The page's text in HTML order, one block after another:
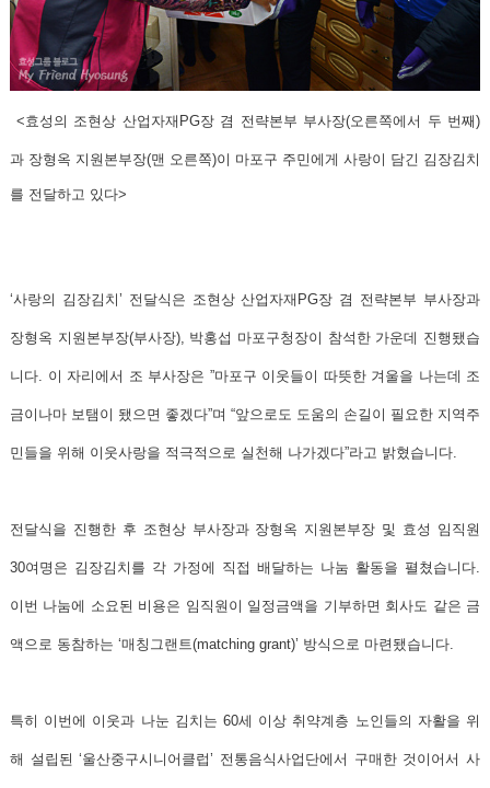
<효성의 조현상 산업자재PG장 겸 전략본부 부사장(오른쪽에서 두 번째)
과 장형옥 지원본부장(맨 오른쪽)이 마포구 주민에게 사랑이 담긴 김장김치
를 전달하고 있다>
‘사랑의 김장김치’ 전달식은 조현상 산업자재PG장 겸 전략본부 부사장과
장형옥 지원본부장(부사장), 박홍섭 마포구청장이 참석한 가운데 진행됐습
니다. 이 자리에서 조 부사장은 ”마포구 이웃들이 따뜻한 겨울을 나는데 조
금이나마 보탬이 됐으면 좋겠다”며 “앞으로도 도움의 손길이 필요한 지역주
민들을 위해 이웃사랑을 적극적으로 실천해 나가겠다”라고 밝혔습니다.
전달식을 진행한 후 조현상 부사장과 장형옥 지원본부장 및 효성 임직원
30여명은 김장김치를 각 가정에 직접 배달하는 나눔 활동을 펼쳤습니다.
이번 나눔에 소요된 비용은 임직원이 일정금액을 기부하면 회사도 같은 금
액으로 동참하는 ‘매칭그랜트(matching grant)’ 방식으로 마련됐습니다.
특히 이번에 이웃과 나눈 김치는 60세 이상 취약계층 노인들의 자활을 위
해 설립된 ‘울산중구시니어클럽’ 전통음식사업단에서 구매한 것이어서 사